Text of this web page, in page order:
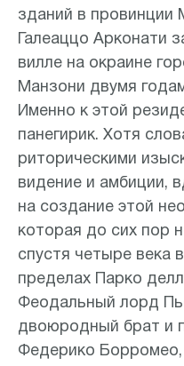
зданий в провинции
Галеаццо Арконати
вилле на окраине
Манзони двумя
Именно к этой
панегирик. Хотя
риторическими
видение и амбиции,
на создание этой
которая до сих пор
спустя четыре века
пределах Парко
Феодальный лорд
двоюродный брат и
Федерико Борромео,